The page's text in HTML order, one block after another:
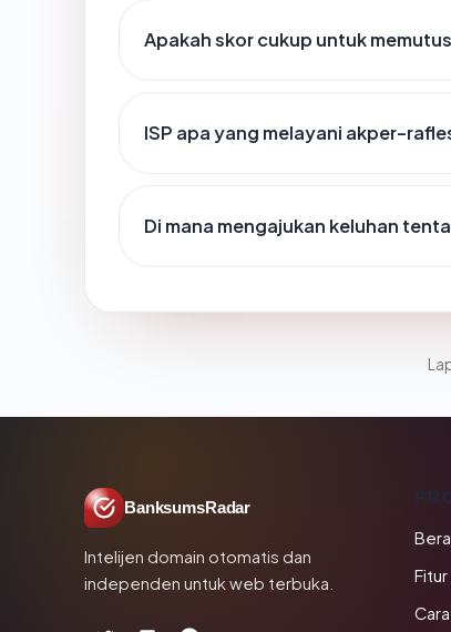
Apakah skor cukup untuk
ISP apa yang melayani akper-
Di mana mengajukan keluhan
BanksumsRadar
Intelijen domain otomatis dan
independen untuk web terbuka.
Fitur